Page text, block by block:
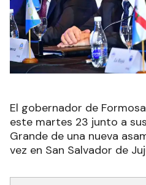
El gobernador de
este martes 23 junto a
Grande de una nueva
vez en San Salvador de